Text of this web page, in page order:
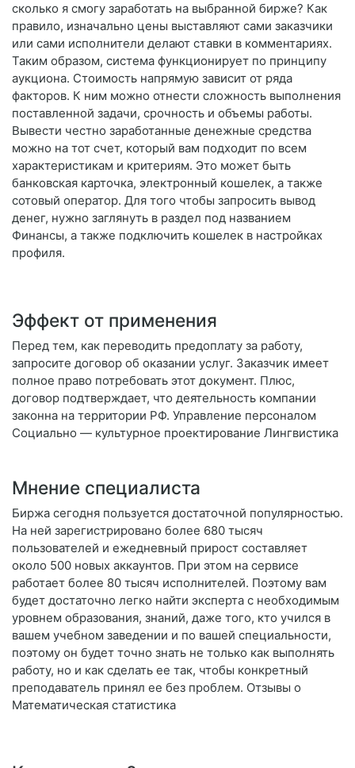
сколько я смогу заработать на выбранной бирже? Как
правило, изначально цены выставляют сами заказчики
или сами исполнители делают ставки в комментариях.
Таким образом, система функционирует по принципу
аукциона. Стоимость напрямую зависит от ряда
факторов. К ним можно отнести сложность выполнения
поставленной задачи, срочность и объемы работы.
Вывести честно заработанные денежные средства
можно на тот счет, который вам подходит по всем
характеристикам и критериям. Это может быть
банковская карточка, электронный кошелек, а также
сотовый оператор. Для того чтобы запросить вывод
денег, нужно заглянуть в раздел под названием
Финансы, а также подключить кошелек в настройках
профиля.
Эффект от применения
Перед тем, как переводить предоплату за работу,
запросите договор об оказании услуг. Заказчик имеет
полное право потребовать этот документ. Плюс,
договор подтверждает, что деятельность компании
законна на территории РФ. Управление персоналом
Социально — культурное проектирование Лингвистика
Мнение специалиста
Биржа сегодня пользуется достаточной популярностью.
На ней зарегистрировано более 680 тысяч
пользователей и ежедневный прирост составляет
около 500 новых аккаунтов. При этом на сервисе
работает более 80 тысяч исполнителей. Поэтому вам
будет достаточно легко найти эксперта с необходимым
уровнем образования, знаний, даже того, кто учился в
вашем учебном заведении и по вашей специальности,
поэтому он будет точно знать не только как выполнять
работу, но и как сделать ее так, чтобы конкретный
преподаватель принял ее без проблем. Отзывы о
Математическая статистика